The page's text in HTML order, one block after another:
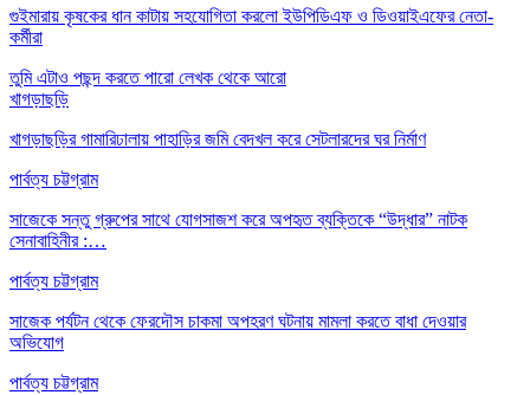
গুইমারায় কৃষকের ধান কাটায় সহযোগিতা করলো ইউপিডিএফ ও ডিওয়াইএফের নেতা-
কর্মীরা
তুমি এটাও পছন্দ করতে পারো লেখক থেকে আরো
খাগড়াছড়ি
খাগড়াছড়ির গামারিঢালায় পাহাড়ির জমি বেদখল করে সেটলারদের ঘর নির্মাণ
পার্বত্য চট্টগ্রাম
সাজেকে সন্তু গ্রুপের সাথে যোগসাজশ করে অপহৃত ব্যক্তিকে “উদ্ধার” নাটক
সেনাবাহিনীর :…
পার্বত্য চট্টগ্রাম
সাজেক পর্যটন থেকে ফেরদৌস চাকমা অপহরণ ঘটনায় মামলা করতে বাধা দেওয়ার
অভিযোগ
পার্বত্য চট্টগ্রাম